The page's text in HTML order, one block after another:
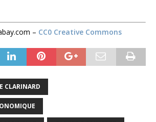
– CC0 Creative Commons
CLARINARD